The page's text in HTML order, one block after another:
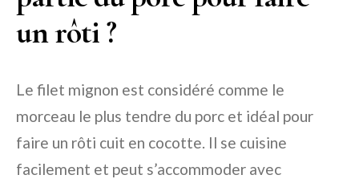
un rôti ?
Le filet mignon est considéré comme le
morceau le plus tendre du porc et idéal pour
faire un rôti cuit en cocotte. Il se cuisine
facilement et peut s’accommoder avec